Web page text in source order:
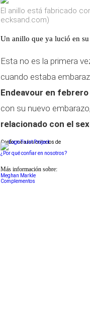
El anillo está fabricado
ecksand.com)
Un anillo que ya lució en
Esta no es la primera
cuando estaba
Endeavour en febrero
con su nuevo
relacionado con el
Conforme a los criterios de
¿Por qué confiar en nosotros?
Más información sobre:
Meghan Markle
Complementos